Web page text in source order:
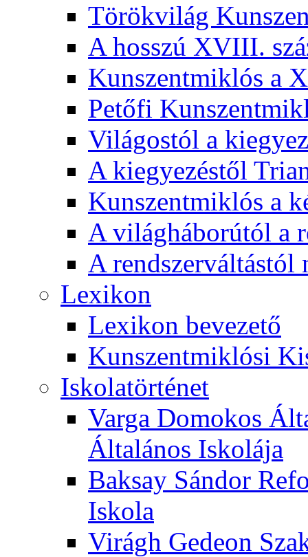
Törökvilág
A hosszú XVIII.
Kunszentmiklós a
Petőfi
Világostól a
A kiegyezéstől
Kunszentmiklós a
A világháborútól a
A rendszerváltástól
Lexikon
Lexikon bevezető
Kunszentmiklósi
Iskolatörténet
Varga Domokos
Általános Iskolája
Baksay Sándor
Iskola
Virágh Gedeon